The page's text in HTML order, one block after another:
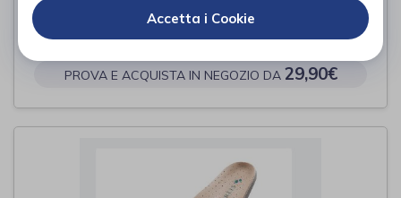
Secret man Blu
diGelattto
PROVA E ACQUISTA IN NEGOZIO DA 29,90€
Accetta i Cookie